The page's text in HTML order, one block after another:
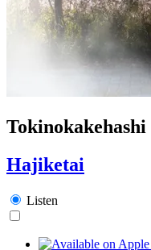
Tokinokakehashi
Hajiketai
Listen